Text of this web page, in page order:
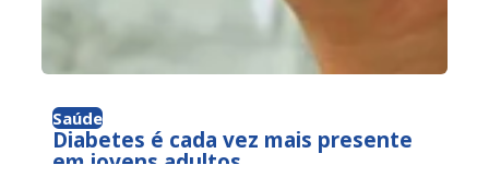
Saúde
Diabetes é cada vez mais presente
em jovens adultos